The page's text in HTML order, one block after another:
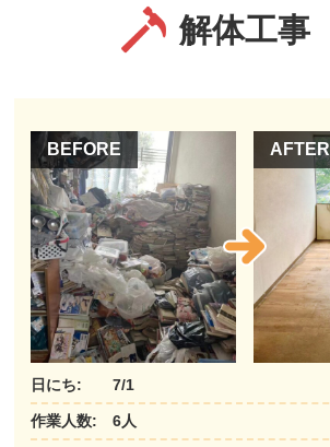
解体工事
BEFORE AFTER
日にち: 7/1
作業人数: 6人